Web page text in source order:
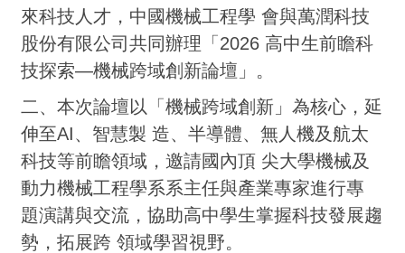
來科技人才，中國機械工程學 會與萬潤科技
股份有限公司共同辦理「2026 高中生前瞻科
技探索—機械跨域創新論壇」。
二、本次論壇以「機械跨域創新」為核心，延
伸至AI、智慧製 造、半導體、無人機及航太
科技等前瞻領域，邀請國內頂 尖大學機械及
動力機械工程學系系主任與產業專家進行專
題演講與交流，協助高中學生掌握科技發展趨
勢，拓展跨 領域學習視野。